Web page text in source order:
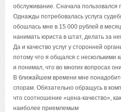
обслуживание. Сначала пользовался
Однажды потребовалась услуга
обошлась мне в 15 000 рублей в
нанимать юриста в штат, делать за
Да и качество услуг у сторонней
потому что я общался с несколькими
и понимал, что во многих вопросах
В ближайшем времени мне
спорам. Обязательно обращусь в
что соотношение «цена-качество»,
наиболее приемлемым